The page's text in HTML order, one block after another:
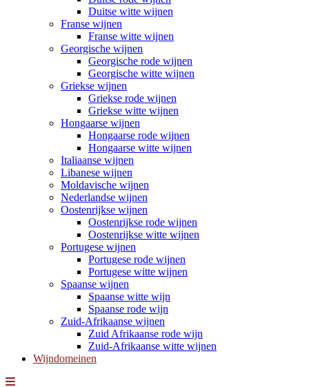
Duitse witte wijnen
Franse wijnen
Franse witte wijnen
Georgische wijnen
Georgische rode wijnen
Georgische witte wijnen
Griekse wijnen
Griekse rode wijnen
Griekse witte wijnen
Hongaarse wijnen
Hongaarse rode wijnen
Hongaarse witte wijnen
Italiaanse wijnen
Libanese wijnen
Moldavische wijnen
Nederlandse wijnen
Oostenrijkse wijnen
Oostenrijkse rode wijnen
Oostenrijkse witte wijnen
Portugese wijnen
Portugese rode wijnen
Portugese witte wijnen
Spaanse wijnen
Spaanse witte wijn
Spaanse rode wijn
Zuid-Afrikaanse wijnen
Zuid Afrikaanse rode wijn
Zuid-Afrikaanse witte wijnen
Wijndomeinen